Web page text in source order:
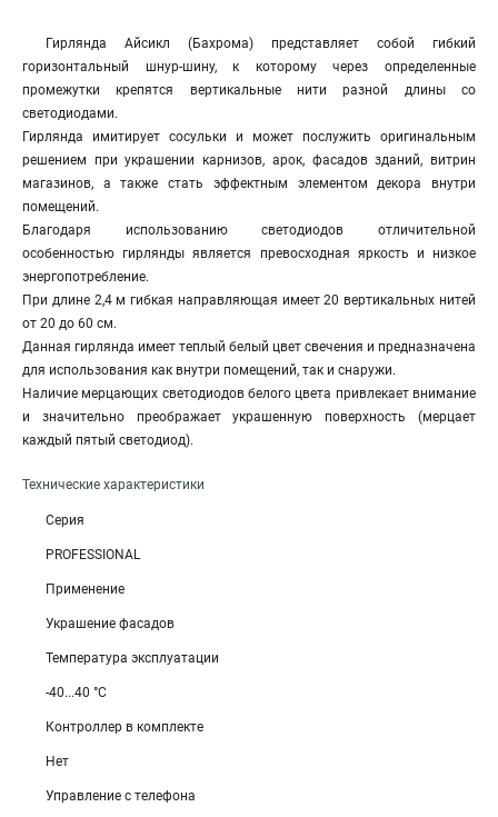
Гирлянда Айсикл (Бахрома) представляет собой гибкий
горизонтальный шнур-шину, к которому через определенные
промежутки крепятся вертикальные нити разной длины со
светодиодами.
Гирлянда имитирует сосульки и может послужить оригинальным
решением при украшении карнизов, арок, фасадов зданий, витрин
магазинов, а также стать эффектным элементом декора внутри
помещений.
Благодаря использованию светодиодов отличительной
особенностью гирлянды является превосходная яркость и низкое
энергопотребление.
При длине 2,4 м гибкая направляющая имеет 20 вертикальных нитей
от 20 до 60 см.
Данная гирлянда имеет теплый белый цвет свечения и предназначена
для использования как внутри помещений, так и снаружи.
Наличие мерцающих светодиодов белого цвета привлекает внимание
и значительно преображает украшенную поверхность (мерцает
каждый пятый светодиод).
Технические характеристики
Серия
PROFESSIONAL
Применение
Украшение фасадов
Температура эксплуатации
-40...40 °C
Контроллер в комплекте
Нет
Управление с телефона